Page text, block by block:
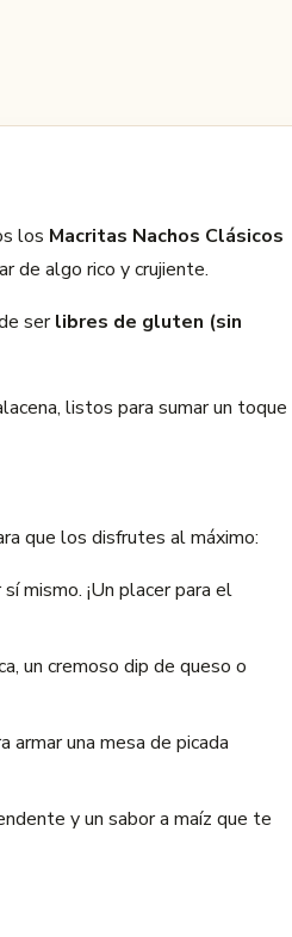
los Macritas Nachos Clásicos
de algo rico y crujiente.
serlibres de gluten (sin
listos para sumar un toque
que los disfrutes al máximo:
mismo. ¡Un placer para el
un cremoso dip de queso o
una mesa de picada
y un sabor a maíz que te